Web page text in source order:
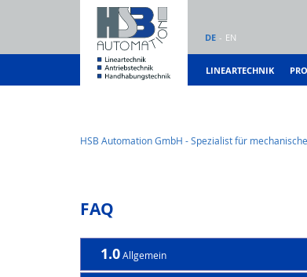
DE EN
LINEARTECHNIK
HSB Automation GmbH - Spezialist für
FAQ
1.0Allgemein